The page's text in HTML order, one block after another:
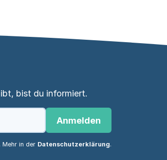
bist du informiert.
Anmelden
Mehr in der Datenschutzerklärung.